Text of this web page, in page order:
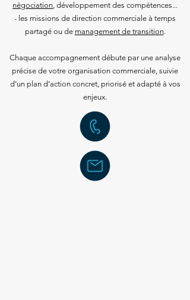
négociation, développement des compétences...
- les missions de direction commerciale à temps
partagé ou de management de transition.
Chaque accompagnement débute par une analyse
précise de votre organisation commerciale, suivie
d’un plan d’action concret, priorisé et adapté à vos
enjeux.